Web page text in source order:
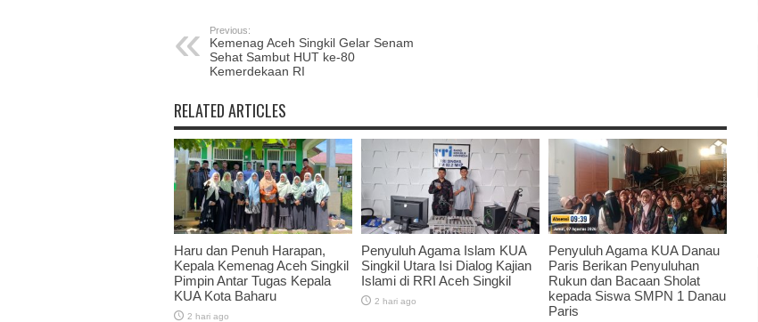
Previous:
Kemenag Aceh Singkil Gelar Senam
Sehat Sambut HUT ke-80
Kemerdekaan RI
RELATED ARTICLES
Haru dan Penuh Harapan,
Kepala Kemenag Aceh Singkil
Pimpin Antar Tugas Kepala
KUA Kota Baharu
2 hari ago
Penyuluh Agama Islam KUA
Singkil Utara Isi Dialog Kajian
Islami di RRI Aceh Singkil
2 hari ago
Penyuluh Agama KUA Danau
Paris Berikan Penyuluhan
Rukun dan Bacaan Sholat
kepada Siswa SMPN 1 Danau
Paris